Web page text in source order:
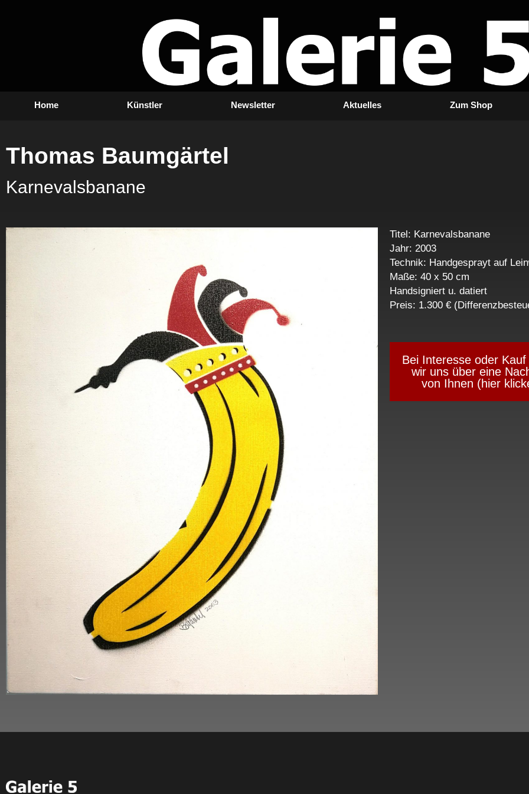
Home Künstler Newsletter Aktuelles Zum Shop
Thomas Baumgärtel
Karnevalsbanane
Titel: Karnevalsbanane
Jahr: 2003
Technik: Handgesprayt auf
Maße: 40 x 50 cm
Handsigniert u. datiert
Preis: 1.300 €
Bei Interesse oder Kauf
wir uns über eine
von Ihnen (hier